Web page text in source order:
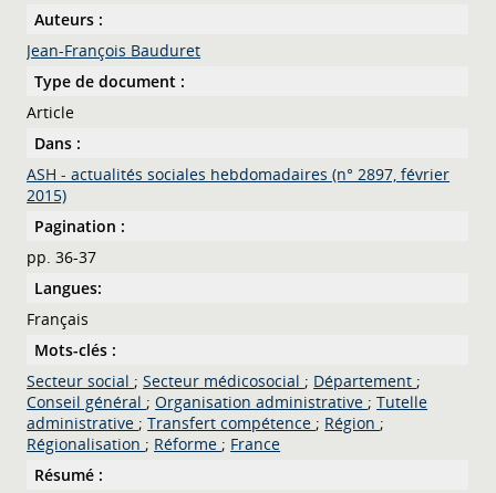
Auteurs :
Jean-François Bauduret
Type de document :
Article
Dans :
ASH - actualités sociales hebdomadaires (n° 2897, février
2015)
Pagination :
pp. 36-37
Langues:
Français
Mots-clés :
Secteur social ; Secteur médicosocial ; Département ;
Conseil général ; Organisation administrative ; Tutelle
administrative ; Transfert compétence ; Région ;
Régionalisation ; Réforme ; France
Résumé :